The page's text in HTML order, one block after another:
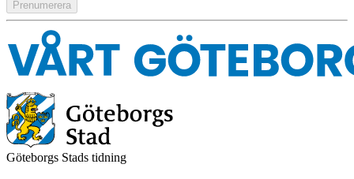
Göteborgs Stads tidning